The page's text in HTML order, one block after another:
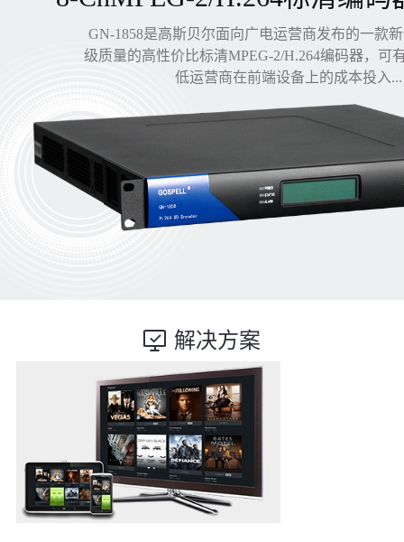
GN-1858是高斯贝尔面向广电运营商发布的一款
级质量的高性价比标清MPEG-2/H.264编码器，可
低运营商在前端设备上的成本投入...
解决方案